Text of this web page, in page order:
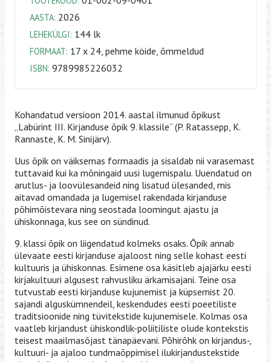
AASTA: 2026
LEHEKÜLGI: 144 lk
FORMAAT: 17 x 24, pehme köide, õmmeldud
ISBN: 9789985226032
Kohandatud versioon 2014. aastal ilmunud õpikust
„Labürint III. Kirjanduse õpik 9. klassile“ (P. Ratassepp, K.
Rannaste, K. M. Sinijärv).
Uus õpik on väiksemas formaadis ja sisaldab nii varasemast
tuttavaid kui ka mõningaid uusi lugemispalu. Uuendatud on
arutlus- ja loovülesandeid ning lisatud ülesanded, mis
aitavad omandada ja lugemisel rakendada kirjanduse
põhimõistevara ning seostada loomingut ajastu ja
ühiskonnaga, kus see on sündinud.
9. klassi õpik on liigendatud kolmeks osaks. Õpik annab
ülevaate eesti kirjanduse ajaloost ning selle kohast eesti
kultuuris ja ühiskonnas. Esimene osa käsitleb ajajärku eesti
kirjakultuuri algusest rahvusliku ärkamisajani. Teine osa
tutvustab eesti kirjanduse kujunemist ja küpsemist 20.
sajandi alguskümnendeil, keskendudes eesti poeetiliste
traditsioonide ning tüvitekstide kujunemisele. Kolmas osa
vaatleb kirjandust ühiskondlik-poliitiliste olude kontekstis
teisest maailmasõjast tänapäevani. Põhirõhk on kirjandus-,
kultuuri- ja ajaloo tundmaõppimisel ilukirjandustekstide